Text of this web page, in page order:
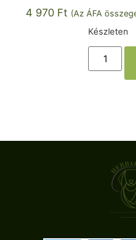
4 970 Ft (Az ÁFA
Készleten